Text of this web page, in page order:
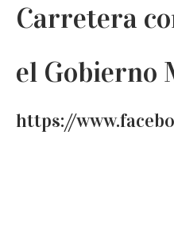
Carretera
el Gobierno
https://